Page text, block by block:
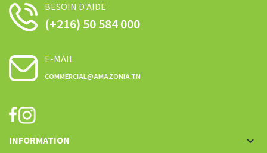
BESOIN D'AIDE
(+216) 50 584 000
E-MAIL
COMMERCIAL@AMAZONIA.TN
INFORMATION keyboard_arrow_down